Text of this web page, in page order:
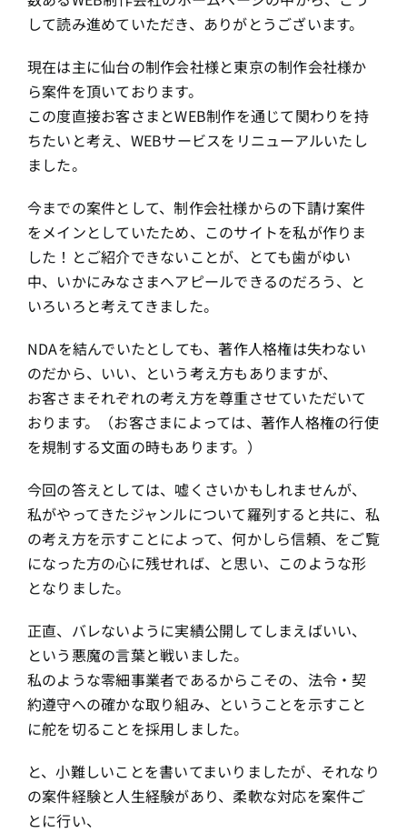
して読み進めていただき、ありがとうございます。
現在は主に仙台の制作会社様と東京の制作会社様か
ら案件を頂いております。
この度直接お客さまとWEB制作を通じて関わりを持
ちたいと考え、WEBサービスをリニューアルいたし
ました。
今までの案件として、制作会社様からの下請け案件
をメインとしていたため、このサイトを私が作りま
した！とご紹介できないことが、とても歯がゆい
中、いかにみなさまへアピールできるのだろう、と
いろいろと考えてきました。
NDAを結んでいたとしても、著作人格権は失わない
のだから、いい、という考え方もありますが、
お客さまそれぞれの考え方を尊重させていただいて
おります。（お客さまによっては、著作人格権の行使
を規制する文面の時もあります。）
今回の答えとしては、嘘くさいかもしれませんが、
私がやってきたジャンルについて羅列すると共に、私
の考え方を示すことによって、何かしら信頼、をご覧
になった方の心に残せれば、と思い、このような形
となりました。
正直、バレないように実績公開してしまえばいい、
という悪魔の言葉と戦いました。
私のような零細事業者であるからこその、法令・契
約遵守への確かな取り組み、ということを示すこと
に舵を切ることを採用しました。
と、小難しいことを書いてまいりましたが、それなり
の案件経験と人生経験があり、柔軟な対応を案件ご
とに行い、